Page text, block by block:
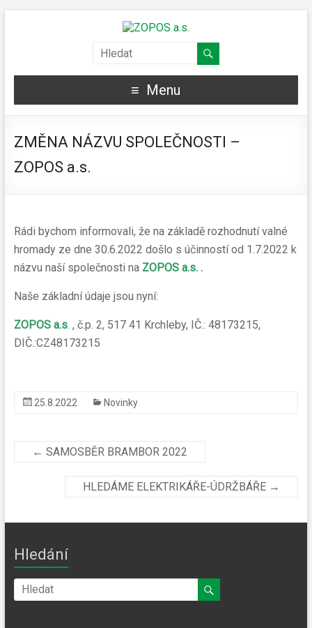
Menu
ZMĚNA NÁZVU SPOLEČNOSTI –
ZOPOS a.s.
Rádi bychom informovali, že na základě rozhodnutí valné
hromady ze dne 30.6.2022 došlo s účinností od 1.7.2022 k
názvu naší společnosti naZOPOS a.s. .
Naše základní údaje jsou nyní:
ZOPOS a.s. , č.p. 2, 517 41 Krchleby, IČ.: 48173215,
DIČ.:CZ48173215
25.8.2022 Novinky
← SAMOSBĚR BRAMBOR 2022
HLEDÁME ELEKTRIKÁŘE-ÚDRŽBÁŘE →
Hledání